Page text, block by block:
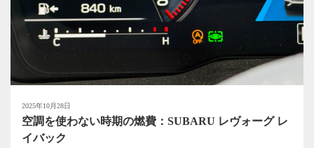
2025年10月28日
空調を使わない時期の燃費：SUBARU レヴォーグ レ
イバック